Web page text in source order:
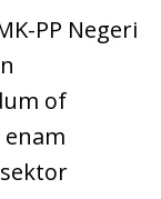
PP Negeri
of